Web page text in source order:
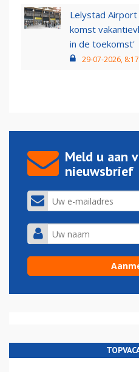
Lelystad
komst
in de toekomst'
29-07-2026, 8:17
Meld u aan
nieuwsbrief